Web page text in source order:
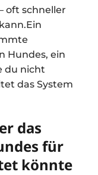
oft schneller
Hundes, ein
du nicht
das System
das
für
könnte